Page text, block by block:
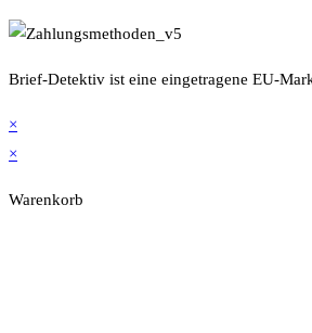
Brief-Detektiv ist eine eingetragene EU-
×
×
Warenkorb